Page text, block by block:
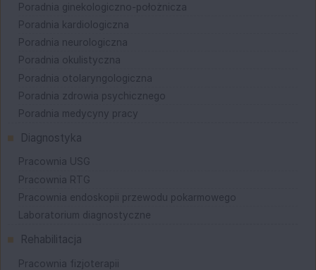
Poradnia ginekologiczno-położnicza
Poradnia kardiologiczna
Poradnia neurologiczna
Poradnia okulistyczna
Poradnia otolaryngologiczna
Poradnia zdrowia psychicznego
Poradnia medycyny pracy
Diagnostyka
Pracownia USG
Pracownia RTG
Pracownia endoskopii przewodu pokarmowego
Laboratorium diagnostyczne
Rehabilitacja
Pracownia fizjoterapii